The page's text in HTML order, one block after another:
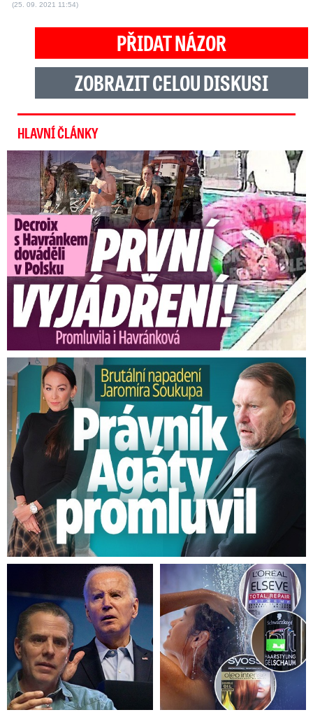
(25. 09. 2021 11:54)
PŘIDAT NÁZOR
ZOBRAZIT CELOU DISKUSI
HLAVNÍ ČLÁNKY
Exministryně s Havránkem dováděli v Polsku: První slova!
Brutální napadení Soukupa. Právník Agáty promluvil